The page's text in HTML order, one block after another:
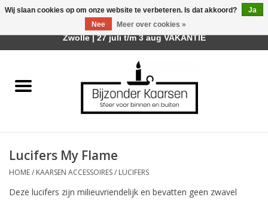
Räder Design Stories
Geurkaarsen
Tafelhaarden
Lucifers My Flame
HOME/ KAARSEN ACCESSOIRES/ LUCIFERS
Deze lucifers zijn milieuvriendelijk en bevatten geen zwavel
Wij slaan cookies op om onze website te verbeteren. Is dat akkoord?
Ja
Nee
Meer over cookies »
Afhalen is mogelijk bij mijn winkel Trotz | Belvederelaan 107
Zwolle | 27 juli t/m 3 aug VAKANTIE